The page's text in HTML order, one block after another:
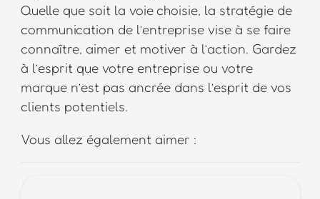
Quelle que soit la voie choisie, la stratégie de
communication de l’entreprise vise à se faire
connaître, aimer et motiver à l’action. Gardez
à l’esprit que votre entreprise ou votre
marque n’est pas ancrée dans l’esprit de vos
clients potentiels.
Vous allez également aimer :